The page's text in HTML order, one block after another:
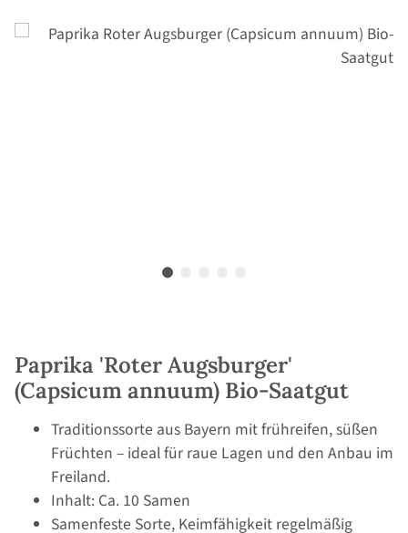
Paprika 'Roter Augsburger'
(Capsicum annuum) Bio-Saatgut
Traditionssorte aus Bayern mit frühreifen, süßen
Früchten – ideal für raue Lagen und den Anbau im
Freiland.
Inhalt: Ca. 10 Samen
Samenfeste Sorte, Keimfähigkeit regelmäßig